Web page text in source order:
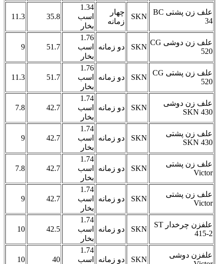
علف زن پشتی BC
34
SKN
چهار
زمانه
1.34
اسب
بخار
35.8
11.3
علف زن دوشی CG
520
SKN دو زمانه
1.76
اسب
بخار
51.7
9
علف زن پشتی CG
520
SKN دو زمانه
1.76
اسب
بخار
51.7
11.3
علف زن دوشی
SKN 430
SKN دو زمانه
1.74
اسب
بخار
42.7
7.8
علف زن پشتی
SKN 430
SKN دو زمانه
1.74
اسب
بخار
42.7
9
علف زن پشتی
Victor
SKN دو زمانه
1.74
اسب
بخار
42.7
7.8
علف زن پشتی
Victor
SKN دو زمانه
1.74
اسب
بخار
42.7
9
علفزن چرخدار ST
415-2
SKN دو زمانه
1.74
اسب
بخار
42.5
10
علفزن دوشی
SKN دو زمانه
1.74
اسب
40
10